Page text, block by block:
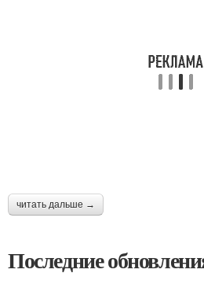
читать дальше →
Последние